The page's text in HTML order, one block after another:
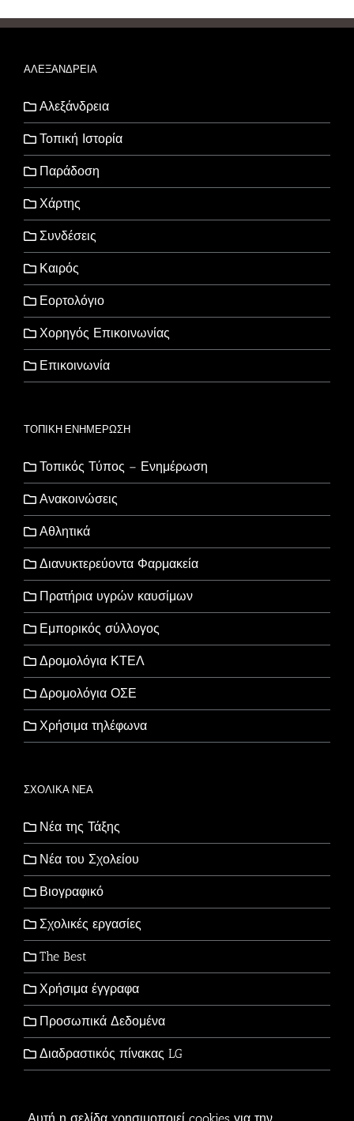
ΑΛΕΞΑΝΔΡΕΙΑ
Αλεξάνδρεια
Τοπική Ιστορία
Παράδοση
Χάρτης
Συνδέσεις
Καιρός
Εορτολόγιο
Χορηγός Επικοινωνίας
Επικοινωνία
ΤΟΠΙΚΗ ΕΝΗΜΕΡΩΣΗ
Τοπικός Τύπος – Ενημέρωση
Ανακοινώσεις
Αθλητικά
Διανυκτερεύοντα Φαρμακεία
Πρατήρια υγρών καυσίμων
Εμπορικός σύλλογος
Δρομολόγια ΚΤΕΛ
Δρομολόγια ΟΣΕ
Χρήσιμα τηλέφωνα
ΣΧΟΛΙΚΑ ΝΕΑ
Νέα της Τάξης
Νέα του Σχολείου
Βιογραφικό
Σχολικές εργασίες
The Best
Χρήσιμα έγγραφα
Προσωπικά Δεδομένα
Διαδραστικός πίνακας LG